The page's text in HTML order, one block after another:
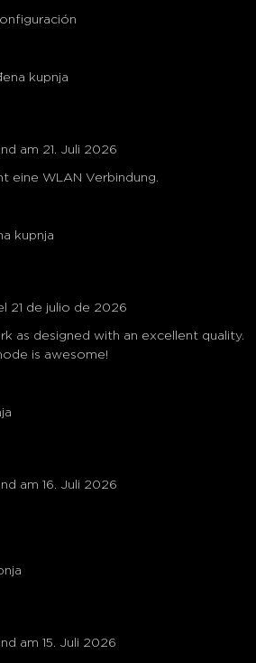
kupnja
am 21. Juli 2026
eine WLAN Verbindung.
kupnja
21 de julio de 2026
as designed with an excellent quality.
is awesome!
am 16. Juli 2026
am 15. Juli 2026